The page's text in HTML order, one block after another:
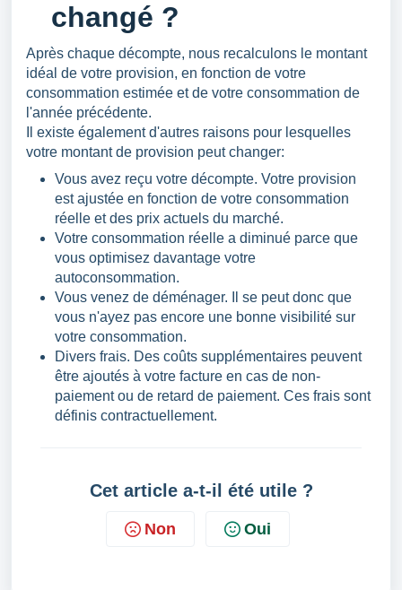
changé ?
Après chaque décompte, nous recalculons le montant
idéal de votre provision, en fonction de votre
consommation estimée et de votre consommation de
l'année précédente.
Il existe également d'autres raisons pour lesquelles
votre montant de provision peut changer:
Vous avez reçu votre décompte. Votre provision
est ajustée en fonction de votre consommation
réelle et des prix actuels du marché.
Votre consommation réelle a diminué parce que
vous optimisez davantage votre
autoconsommation.
Vous venez de déménager. Il se peut donc que
vous n'ayez pas encore une bonne visibilité sur
votre consommation.
Divers frais. Des coûts supplémentaires peuvent
être ajoutés à votre facture en cas de non-
paiement ou de retard de paiement. Ces frais sont
définis contractuellement.
Cet article a-t-il été utile ?
Non Oui